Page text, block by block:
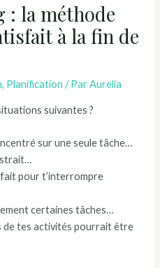
: la méthode
à la fin de
, Planification / ParAurelia
suivantes ?
sur une seule tâche…
pour t’interrompre
certaines tâches…
de tes activités pourrait être